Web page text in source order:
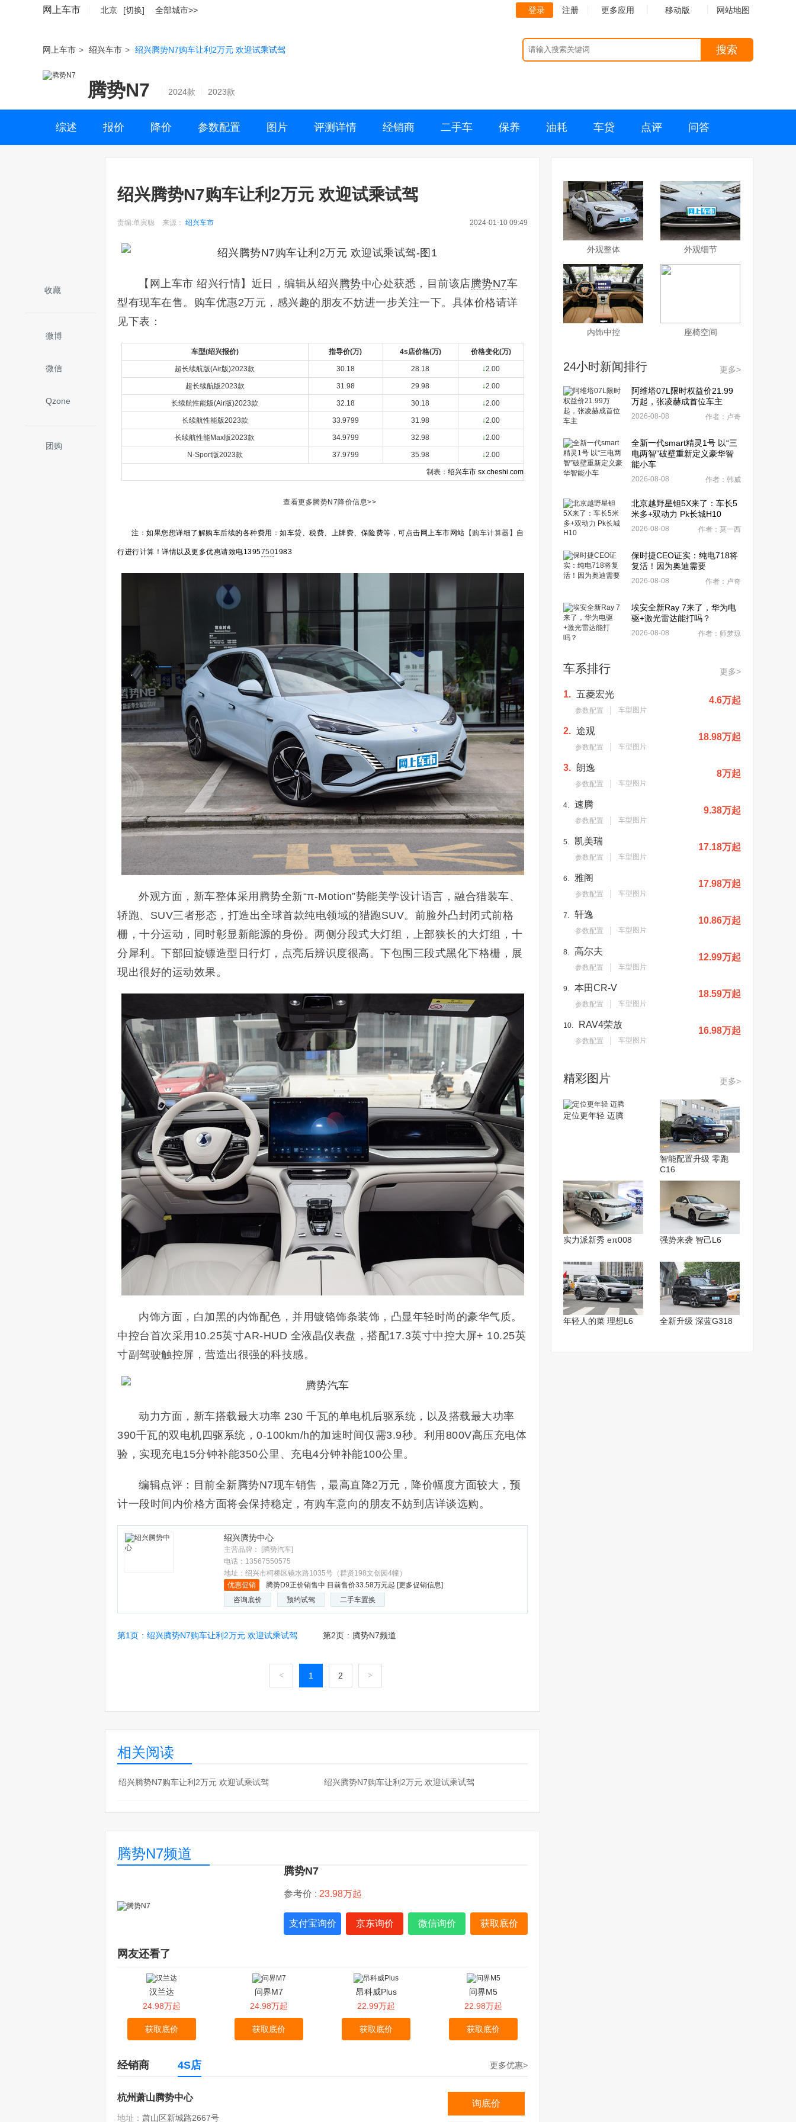
网上车市 北京 [切换] 全部城市>> 登录 注册 更多应用 移动版 网站地图
网上车市 > 绍兴车市 > 绍兴腾势N7购车让利2万元 欢迎试乘试驾 搜索
腾势N7 2024款 2023款
综述 报价 降价 参数配置 图片 评测详情 经销商 二手车 保养 油耗 车贷 点评 问答
收藏
微博
微信
Qzone
团购
绍兴腾势N7购车让利2万元 欢迎试乘试驾
责编:单寅聪 来源： 绍兴车市 2024-01-10 09:49
【网上车市 绍兴行情】近日，编辑从绍兴腾势中心处获悉，目前该店腾势N7车
型有现车在售。购车优惠2万元，感兴趣的朋友不妨进一步关注一下。具体价格请详
见下表：
车型(绍兴报价) 指导价(万) 4s店价格(万) 价格变化(万)
超长续航版(Air版)2023款 30.18 28.18 ↓2.00
超长续航版2023款 31.98 29.98 ↓2.00
长续航性能版(Air版)2023款 32.18 30.18 ↓2.00
长续航性能版2023款 33.9799 31.98 ↓2.00
长续航性能Max版2023款 34.9799 32.98 ↓2.00
N-Sport版2023款 37.9799 35.98 ↓2.00
制表： 绍兴车市 sx.cheshi.com
查看更多腾势N7降价信息>>
注：如果您想详细了解购车后续的各种费用：如车贷、税费、上牌费、保险费等，可点击网上车市网站 【购车计算器】 自
行进行计算！详情以及更多优惠请致电13957501983
外观方面，新车整体采用腾势全新“π-Motion”势能美学设计语言，融合猎装车、
轿跑、SUV三者形态，打造出全球首款纯电领域的猎跑SUV。前脸外凸封闭式前格
栅，十分运动，同时彰显新能源的身份。两侧分段式大灯组，上部狭长的大灯组，十
分犀利。下部回旋镖造型日行灯，点亮后辨识度很高。下包围三段式黑化下格栅，展
现出很好的运动效果。
内饰方面，白加黑的内饰配色，并用镀铬饰条装饰，凸显年轻时尚的豪华气质。
中控台首次采用10.25英寸AR-HUD 全液晶仪表盘，搭配17.3英寸中控大屏+ 10.25英
寸副驾驶触控屏，营造出很强的科技感。
动力方面，新车搭载最大功率 230 千瓦的单电机后驱系统，以及搭载最大功率
390千瓦的双电机四驱系统，0-100km/h的加速时间仅需3.9秒。利用800V高压充电体
验，实现充电15分钟补能350公里、充电4分钟补能100公里。
编辑点评：目前全新腾势N7现车销售，最高直降2万元，降价幅度方面较大，预
计一段时间内价格方面将会保持稳定，有购车意向的朋友不妨到店详谈选购。
绍兴腾势中心
主营品牌： [腾势汽车]
电话： 13567550575
地址： 绍兴市柯桥区镜水路1035号（群贤198文创园4幢）
优惠促销
腾势D9正价销售中 目前售价33.58万元起 [更多促销信息]
咨询底价
预约试驾 二手车置换
第1页 : 绍兴腾势N7购车让利2万元 欢迎试乘试驾 第2页 : 腾势N7频道
< 1 2 >
相关阅读
绍兴腾势N7购车让利2万元 欢迎试乘试驾 绍兴腾势N7购车让利2万元 欢迎试乘试驾
腾势N7频道
腾势N7
参考价 : 23.98万起
支付宝询价 京东询价 微信询价 获取底价
网友还看了
汉兰达
24.98万起
获取底价
问界M7
24.98万起
获取底价
昂科威Plus
22.99万起
获取底价
问界M5
22.98万起
获取底价
经销商 4S店 更多优惠>
杭州萧山腾势中心
地址： 萧山区新城路2667号
询底价
外观整体 外观细节
内饰中控 座椅空间
24小时新闻排行 更多>
阿维塔07L限时权益价21.99
万起，张凌赫成首位车主
2026-08-08 作者：卢奇
全新一代smart精灵1号 以“三
电两智”破壁重新定义豪华智
能小车
2026-08-08 作者：韩威
北京越野星钽5X来了：车长5
米多+双动力 Pk长城H10
2026-08-08 作者：莫一西
保时捷CEO证实：纯电718将
复活！因为奥迪需要
2026-08-08 作者：卢奇
埃安全新Ray 7来了，华为电
驱+激光雷达能打吗？
2026-08-08 作者：师梦琼
车系排行 更多>
1. 五菱宏光
参数配置 车型图片
4.6万起
2. 途观
参数配置 车型图片
18.98万起
3. 朗逸
参数配置 车型图片
8万起
4. 速腾
参数配置 车型图片
9.38万起
5. 凯美瑞
参数配置 车型图片
17.18万起
6. 雅阁
参数配置 车型图片
17.98万起
7. 轩逸
参数配置 车型图片
10.86万起
8. 高尔夫
参数配置 车型图片
12.99万起
9. 本田CR-V
参数配置 车型图片
18.59万起
10. RAV4荣放
参数配置 车型图片
16.98万起
精彩图片 更多>
定位更年轻 迈腾
智能配置升级 零跑
C16
实力派新秀 eπ008 强势来袭 智己L6
年轻人的菜 理想L6 全新升级 深蓝G318